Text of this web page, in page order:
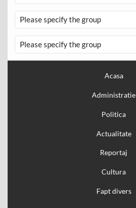
Please specify the group
Please specify the group
Acasa
Administratie
Politica
Actualitate
Reportaj
Cultura
Fapt divers